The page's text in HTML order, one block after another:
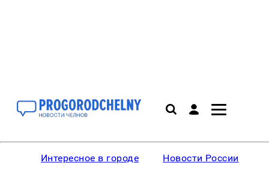
Интересное в городе Новости России